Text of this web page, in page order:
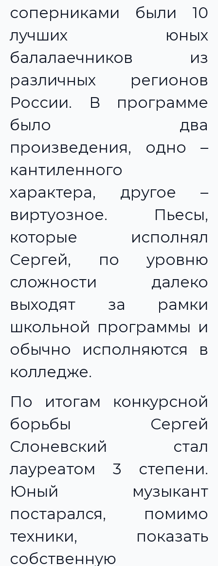
соперниками были 10
лучших юных
балалаечников из
различных регионов
России. В программе
было два
произведения, одно –
кантиленного
характера, другое –
виртуозное. Пьесы,
которые исполнял
Сергей, по уровню
сложности далеко
выходят за рамки
школьной программы и
обычно исполняются в
колледже.
По итогам конкурсной
борьбы Сергей
Слоневский стал
лауреатом 3 степени.
Юный музыкант
постарался, помимо
техники, показать
собственную